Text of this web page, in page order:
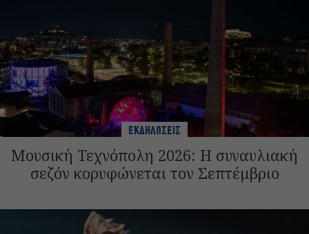
ΕΚΔΗΛΩΣΕΙΣ
Μουσική Τεχνόπολη 2026: Η συναυλιακή
σεζόν κορυφώνεται τον Σεπτέμβριο